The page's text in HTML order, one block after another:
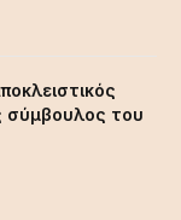
σύμβουλος του